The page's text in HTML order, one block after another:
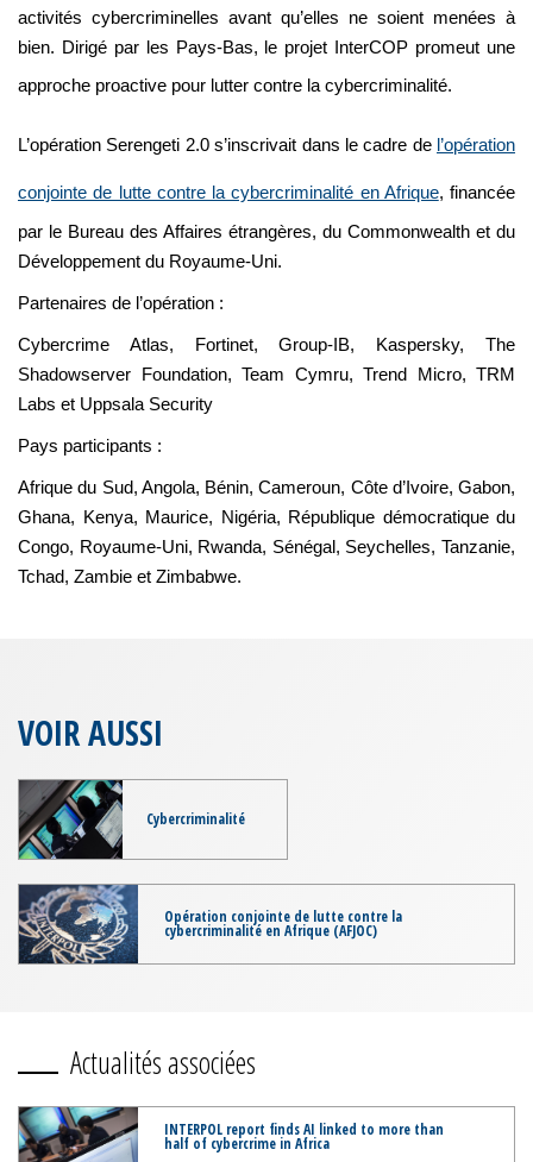
activités cybercriminelles avant qu’elles ne soient menées à
bien. Dirigé par les Pays-Bas, le projet InterCOP promeut une
approche proactive pour lutter contre la cybercriminalité.
L’opération Serengeti 2.0 s’inscrivait dans le cadre de l’opération
conjointe de lutte contre la cybercriminalité en Afrique, financée
par le Bureau des Affaires étrangères, du Commonwealth et du
Développement du Royaume-Uni.
Partenaires de l’opération :
Cybercrime Atlas, Fortinet, Group-IB, Kaspersky, The
Shadowserver Foundation, Team Cymru, Trend Micro, TRM
Labs et Uppsala Security
Pays participants :
Afrique du Sud, Angola, Bénin, Cameroun, Côte d’Ivoire, Gabon,
Ghana, Kenya, Maurice, Nigéria, République démocratique du
Congo, Royaume-Uni, Rwanda, Sénégal, Seychelles, Tanzanie,
Tchad, Zambie et Zimbabwe.
VOIR AUSSI
Cybercriminalité
Opération conjointe de lutte contre la
cybercriminalité en Afrique (AFJOC)
Actualités associées
INTERPOL report finds AI linked to more than
half of cybercrime in Africa